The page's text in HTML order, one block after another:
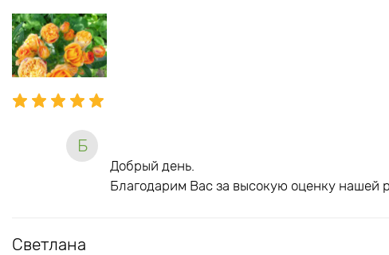
Б
Добрый день.
Благодарим Вас за высокую оценку нашей
Светлана